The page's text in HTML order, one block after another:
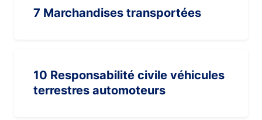
7 Marchandises transportées
10 Responsabilité civile véhicules
terrestres automoteurs